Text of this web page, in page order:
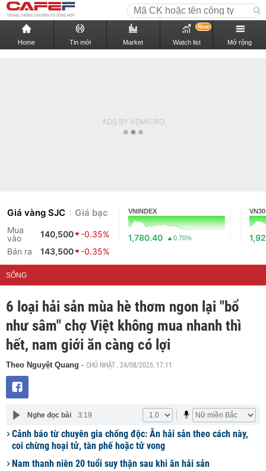
Home Tin mới Market Watch list
New
Mở rộng
Giá vàng SJC Giá bạc
Mua
vào
140,500
-0.35%
Bán ra
143,500 -0.35%
VNINDEX
1,780.40 0.70%
VN30
SỐNG
6 loại hải sản mùa hè thơm ngon lại "bổ
như sâm" chợ Việt không mua nhanh thì
hết, nam giới ăn càng có lợi
Theo Nguyệt Quang - CHỦ NHẬT , 24/08/2025, 17:11
Nghe đọc bài 3:19
Cảnh báo từ chuyên gia chống độc: Ăn hải sản theo cách này,
coi chừng hoại tử, tàn phế hoặc tử vong
Nam thanh niên 20 tuổi suy thận sau khi ăn hải sản